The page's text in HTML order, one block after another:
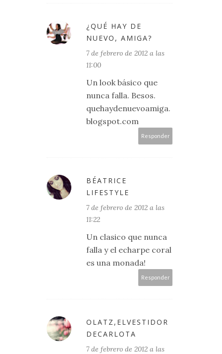
¿QUÉ HAY DE
NUEVO, AMIGA?
7 de febrero de 2012 a las
11:00
Un look básico que
nunca falla. Besos.
quehaydenuevoamiga.
blogspot.com
Responder
BÉATRICE
LIFESTYLE
7 de febrero de 2012 a las
11:22
Un clasico que nunca
falla y el echarpe coral
es una monada!
Responder
OLATZ,ELVESTIDOR
DECARLOTA
7 de febrero de 2012 a las